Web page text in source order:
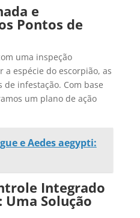
e
Pontos de
uma inspeção
espécie do escorpião, as
de infestação. Com base
um plano de ação
e Aedes aegypti:
Integrado
Uma Solução